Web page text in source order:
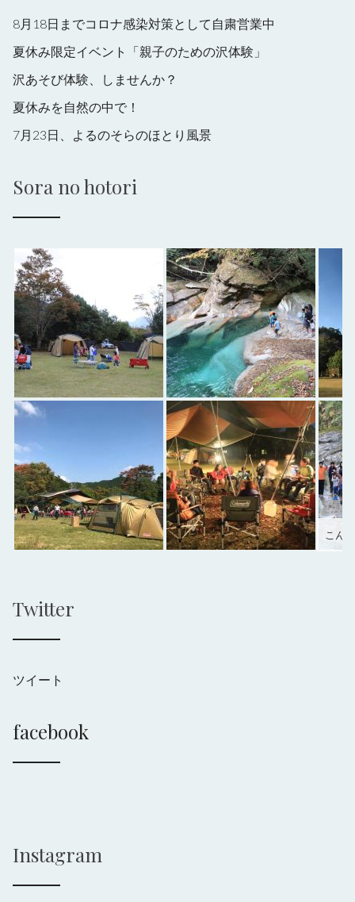
8月18日までコロナ感染対策として自粛営業中
夏休み限定イベント「親子のための沢体験」
沢あそび体験、しませんか？
夏休みを自然の中で！
7月23日、よるのそらのほとり風景
Sora no hotori
Twitter
ツイート
facebook
Instagram